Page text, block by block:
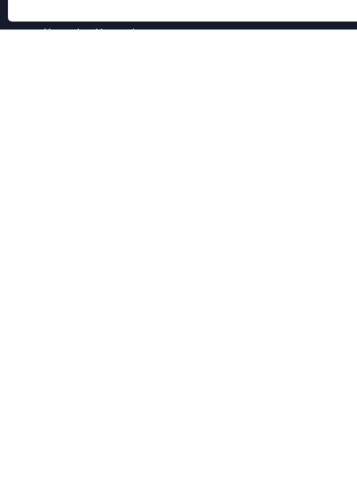
Yönetilen Hizmetler